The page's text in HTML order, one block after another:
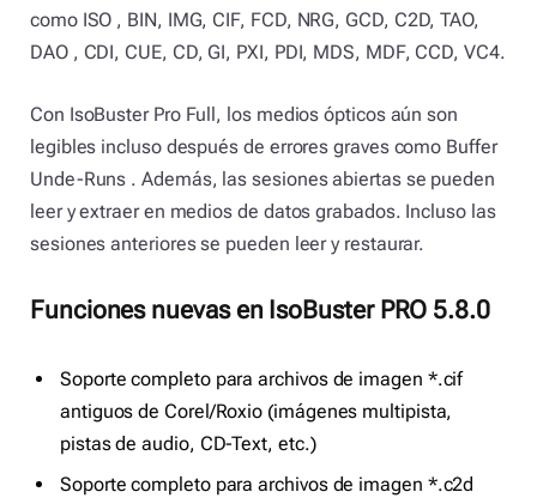
como ISO , BIN, IMG, CIF, FCD, NRG, GCD, C2D, TAO,
DAO , CDI, CUE, CD, GI, PXI, PDI, MDS, MDF, CCD, VC4.
Con IsoBuster Pro Full, los medios ópticos aún son
legibles incluso después de errores graves como Buffer
Unde-Runs . Además, las sesiones abiertas se pueden
leer y extraer en medios de datos grabados. Incluso las
sesiones anteriores se pueden leer y restaurar.
Funciones nuevas en IsoBuster PRO 5.8.0
Soporte completo para archivos de imagen *.cif
antiguos de Corel/Roxio (imágenes multipista,
pistas de audio, CD-Text, etc.)
Soporte completo para archivos de imagen *.c2d